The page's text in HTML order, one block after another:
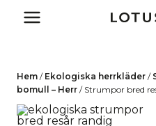
Hem / Ekologiska herrkläder /
bomull – Herr / Strumpor bred